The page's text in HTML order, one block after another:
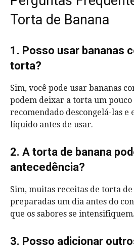
Torta de Banana
1. Posso usar bananas
torta?
Sim, você pode usar bananas
podem deixar a torta um pouco
recomendado descongelá-las e
líquido antes de usar.
2. A torta de banana
antecedência?
Sim, muitas receitas de torta
preparadas um dia antes do
que os sabores se intensifiquem.
3. Posso adicionar